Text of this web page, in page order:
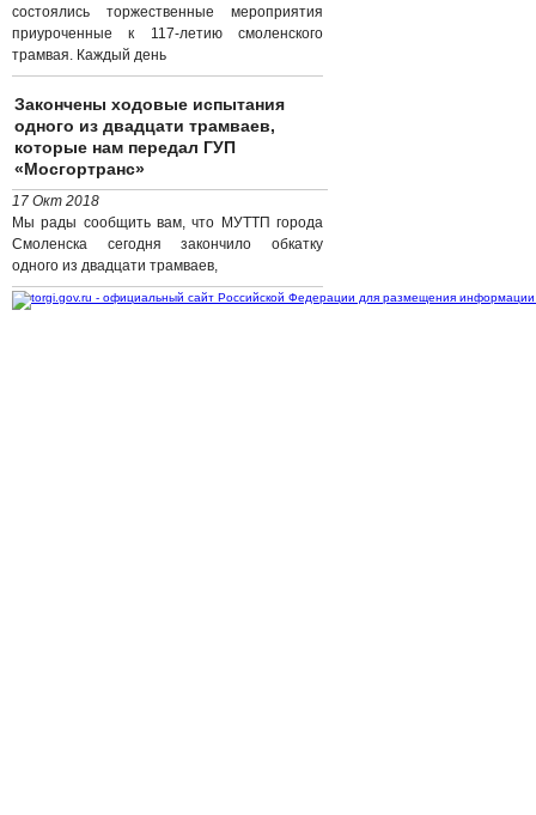
состоялись торжественные мероприятия
приуроченные к 117-летию смоленского
трамвая. Каждый день
Закончены ходовые испытания
одного из двадцати трамваев,
которые нам передал ГУП
«Мосгортранс»
17 Окт 2018
Мы рады сообщить вам, что МУТТП города
Смоленска сегодня закончило обкатку
одного из двадцати трамваев,